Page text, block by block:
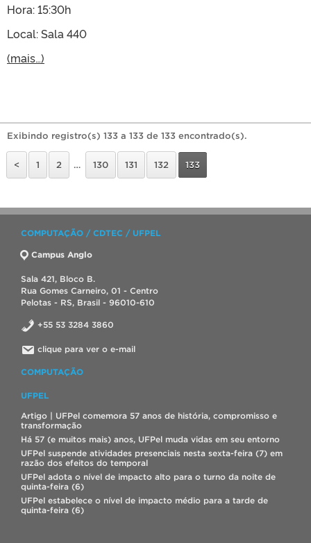
Hora: 15:30h
Local: Sala 440
(mais…)
Exibindo registro(s) 133 a 133 de 133 encontrado(s).
< 1 2 … 130 131 132 133
COMPUTAÇÃO / CDTEC / UFPEL
Campus Anglo
Sala 421, Bloco B.
Rua Gomes Carneiro, 01 - Centro
Pelotas - RS, Brasil - 96010-610
+55 53 3284 3860
clique para ver o e-mail
COMPUTAÇÃO
UFPEL
Artigo | UFPel comemora 57 anos de história, compromisso e
transformação
Há 57 (e muitos mais) anos, UFPel muda vidas em seu entorno
UFPel suspende atividades presenciais nesta sexta-feira (7) em
razão dos efeitos do temporal
UFPel adota o nível de impacto alto para o turno da noite de
quinta-feira (6)
UFPel estabelece o nível de impacto médio para a tarde de
quinta-feira (6)